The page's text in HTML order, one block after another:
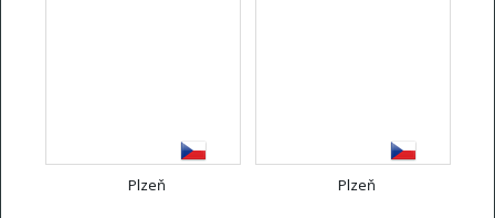
Plzeň Plzeň